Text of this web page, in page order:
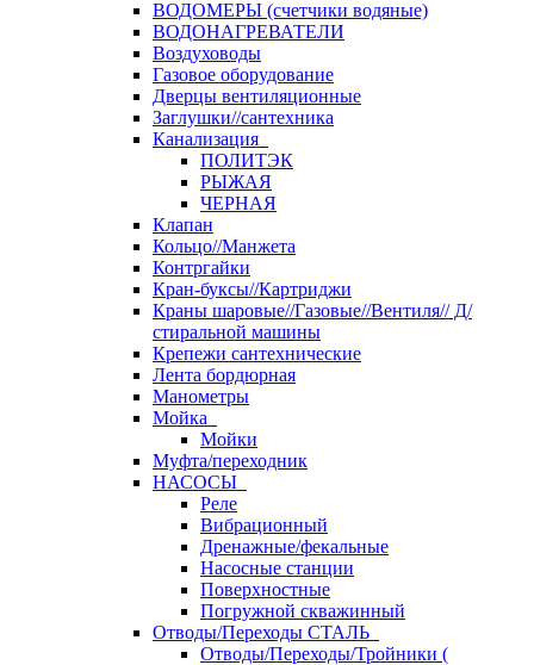
ВОДОМЕРЫ (счетчики водяные)
ВОДОНАГРЕВАТЕЛИ
Воздуховоды
Газовое оборудование
Дверцы вентиляционные
Заглушки//сантехника
Канализация
ПОЛИТЭК
РЫЖАЯ
ЧЕРНАЯ
Клапан
Кольцо//Манжета
Контргайки
Кран-буксы//Картриджи
Краны шаровые//Газовые//Вентиля// Д/
стиральной машины
Крепежи сантехнические
Лента бордюрная
Манометры
Мойка
Мойки
Муфта/переходник
НАСОСЫ
Реле
Вибрационный
Дренажные/фекальные
Насосные станции
Поверхностные
Погружной скважинный
Отводы/Переходы СТАЛЬ
Отводы/Переходы/Тройники (